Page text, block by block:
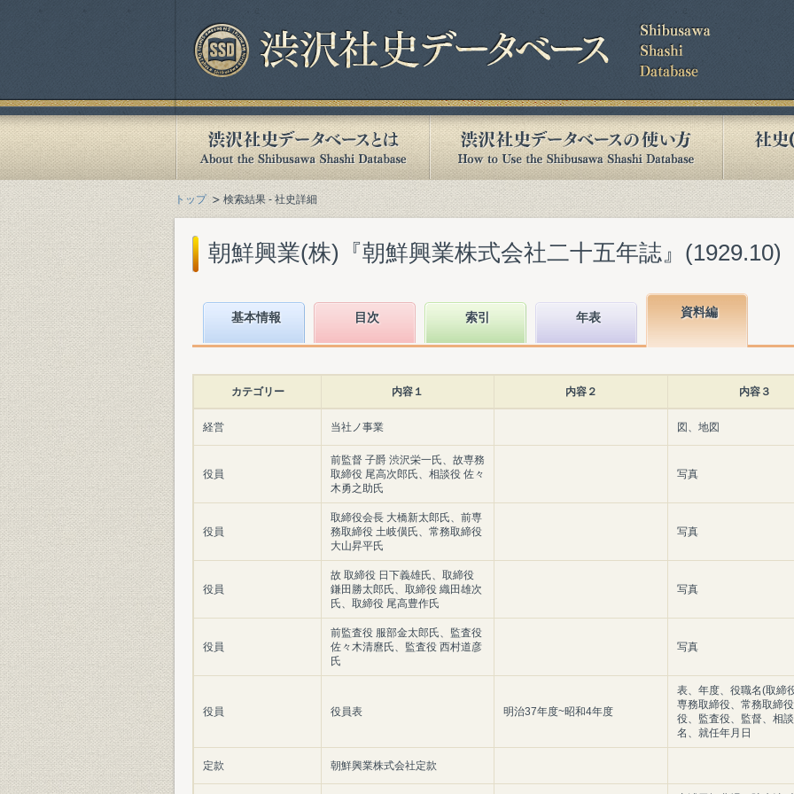
トップ 検索結果 - 社史詳細
朝鮮興業(株)『朝鮮興業株式会社二十五年誌』(1929.10)
基本情報 目次 索引 年表 資料編
カテゴリー 内容１ 内容２ 内容３
経営 当社ノ事業 図、地図
役員
前監督 子爵 渋沢栄一氏、故専務
取締役 尾高次郎氏、相談役 佐々
木勇之助氏
写真
役員
取締役会長 大橋新太郎氏、前専
務取締役 土岐僙氏、常務取締役
大山昇平氏
写真
役員
故 取締役 日下義雄氏、取締役
鎌田勝太郎氏、取締役 織田雄次
氏、取締役 尾高豊作氏
写真
役員
前監査役 服部金太郎氏、監査役
佐々木清麿氏、監査役 西村道彦
氏
写真
役員 役員表 明治37年度~昭和4年度
表、年度、役職名(取締
専務取締役、常務取締
役、監査役、監督、相
名、就任年月日
定款 朝鮮興業株式会社定款